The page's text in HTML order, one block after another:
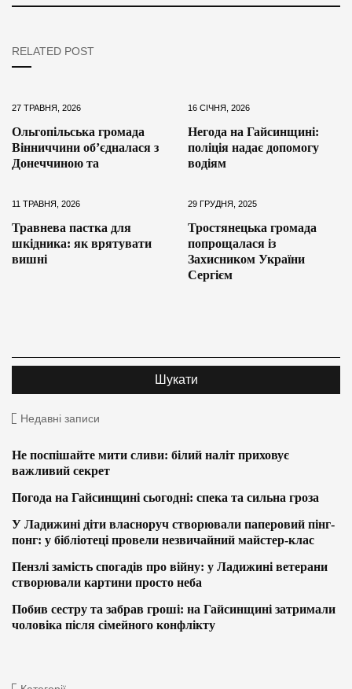
RELATED POST
27 ТРАВНЯ, 2026
Ольгопільська громада
Вінниччини об’єдналася з
Донеччиною та
16 СІЧНЯ, 2026
Негода на Гайсинщині:
поліція надає допомогу
водіям
11 ТРАВНЯ, 2026
Травнева пастка для
шкідника: як врятувати
вишні
29 ГРУДНЯ, 2025
Тростянецька громада
попрощалася із
Захисником України
Сергієм
Недавні записи
Не поспішайте мити сливи: білий наліт приховує
важливий секрет
Погода на Гайсинщині сьогодні: спека та сильна гроза
У Ладижині діти власноруч створювали паперовий пінг-
понг: у бібліотеці провели незвичайний майстер-клас
Пензлі замість спогадів про війну: у Ладижині ветерани
створювали картини просто неба
Побив сестру та забрав гроші: на Гайсинщині затримали
чоловіка після сімейного конфлікту